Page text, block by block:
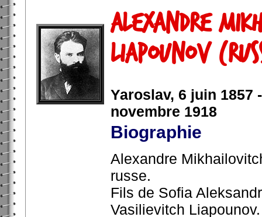
Alexandre
Liapounov
Yaroslav, 6 juin 1857
novembre 1918
Biographie
Alexandre
russe.
Fils de Sofia
Vasilievitch